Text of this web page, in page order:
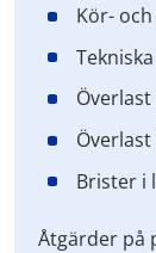
Kör-
Överlast
Överlast
Brister i
Åtgärder på